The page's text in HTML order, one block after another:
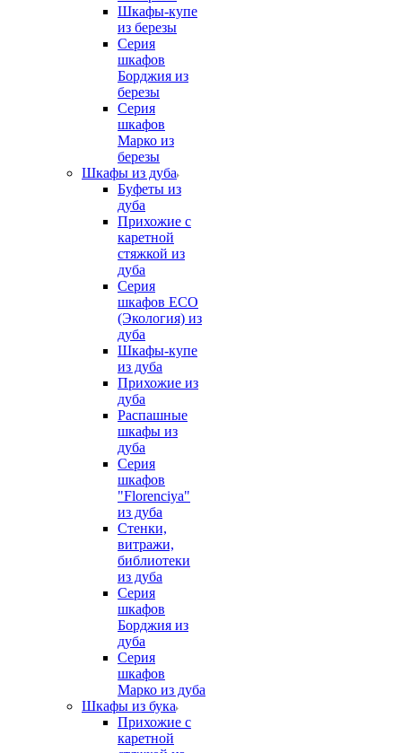
Шкафы-купе
из березы
Серия
шкафов
Борджия из
березы
Серия
шкафов
Марко из
березы
Шкафы из дуба
Буфеты из
дуба
Прихожие с
каретной
стяжкой из
дуба
Серия
шкафов ECO
(Экология) из
дуба
Шкафы-купе
из дуба
Прихожие из
дуба
Распашные
шкафы из
дуба
Серия
шкафов
"Florenciya"
из дуба
Стенки,
витражи,
библиотеки
из дуба
Серия
шкафов
Борджия из
дуба
Серия
шкафов
Марко из дуба
Шкафы из бука
Прихожие с
каретной